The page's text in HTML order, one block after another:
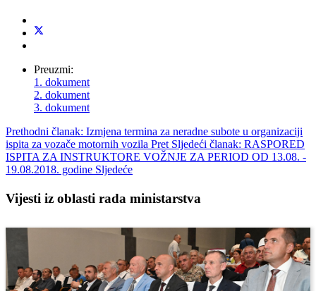
Preuzmi:
1. dokument
2. dokument
3. dokument
Prethodni članak: Izmjena termina za neradne subote u organizaciji
ispita za vozače motornih vozila Pret Sljedeći članak: RASPORED
ISPITA ZA INSTRUKTORE VOŽNJE ZA PERIOD OD 13.08. -
19.08.2018. godine Sljedeće
Vijesti iz oblasti rada ministarstva